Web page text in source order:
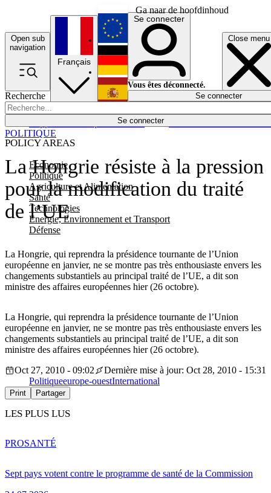
Ga naar de hoofdinhoud
Open sub
navigation
Close menu
Recherche
Se connecter
POLICY AREAS
Economie
Politique
Agriculture et Alimentation
Santé
Technologies
Energie, Environnement et Transport
Défense
Économie
Français
English
Deutsch
Español
Se connecter
Vous êtes déconnecté.
Se connecter
La Hongrie résiste à la pression
pour la modification du traité
de l’UE
La Hongrie, qui reprendra la présidence tournante de l’Union
européenne en janvier, ne se montre pas très enthousiaste envers les
changements substantiels au principal traité de l’UE, a dit son
ministre des affaires européennes hier (26 octobre).
POLITIQUE
La Hongrie, qui reprendra la présidence tournante de l’Union
européenne en janvier, ne se montre pas très enthousiaste envers les
changements substantiels au principal traité de l’UE, a dit son
ministre des affaires européennes hier (26 octobre).
Oct 27, 2010 - 09:02
Dernière mise à jour: Oct 28, 2010 - 15:31
Politiqueeurope-ouestInternational
Print Partager
LES PLUS LUS
Sept pays votent contre le programme de santé de la Commission
PROSANTÉ